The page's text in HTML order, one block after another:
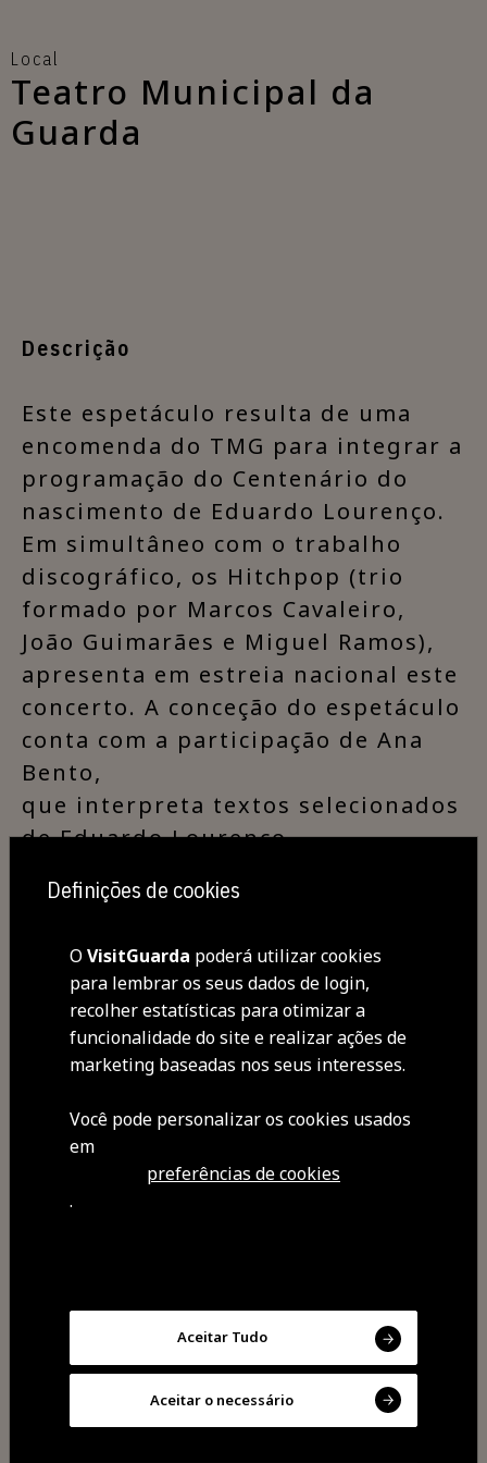
Local
Teatro Municipal da
Guarda
Descrição
​Este espetáculo resulta de uma
encomenda do TMG para integrar a
programação do Centenário do
nascimento de Eduardo Lourenço.
Em simultâneo com o trabalho
discográfico, os Hitchpop (trio
formado por Marcos Cavaleiro,
João Guimarães e Miguel Ramos),
apresenta em estreia nacional este
concerto. A conceção do espetáculo
conta com a participação de Ana
Bento,
que interpreta textos selecionados
de Eduardo Lourenço.
Grande Auditório
7,5€
Coprodução:
CMG/TMG/HITCHPOP/CEI
em:Teatro Municipal da Guarda
Partilhar
Definições de cookies
OVisitGuarda poderá utilizar cookies
para lembrar os seus dados de login,
recolher estatísticas para otimizar a
funcionalidade do site e realizar ações de
marketing baseadas nos seus interesses.
Você pode personalizar os cookies usados ​​
em
preferências de cookies
.
Aceitar Tudo
Aceitar o necessário